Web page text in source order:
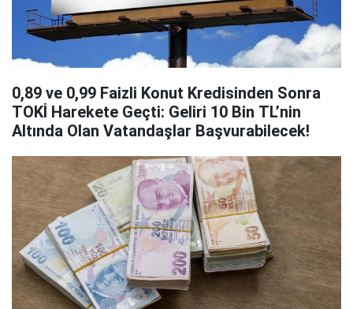
0,89 ve 0,99 Faizli Konut Kredisinden Sonra
TOKİ Harekete Geçti: Geliri 10 Bin TL’nin
Altında Olan Vatandaşlar Başvurabilecek!